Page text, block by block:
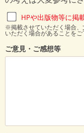
HPや出版物等に掲
※掲載させていただく場合
いただく場合があることをご
ご意見・ご感想等